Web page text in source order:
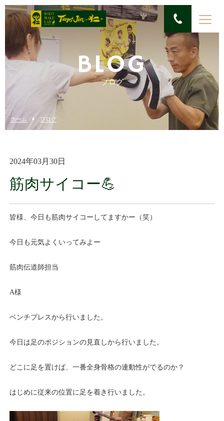
BLOG
ブログ
ホーム ブログ
2024年03月30日
筋肉サイコー💪
皆様、今日も筋肉サイコーしてますかー（笑）
今日も元気よくいってみよー
筋肉伝道師担当
A様
ベンチプレスから行いました。
今日は足のポジションの見直しから行いました。
どこに足を置けば、一番全身骨格の連動性がでるのか？
はじめに従来の位置に足を着き行いました。